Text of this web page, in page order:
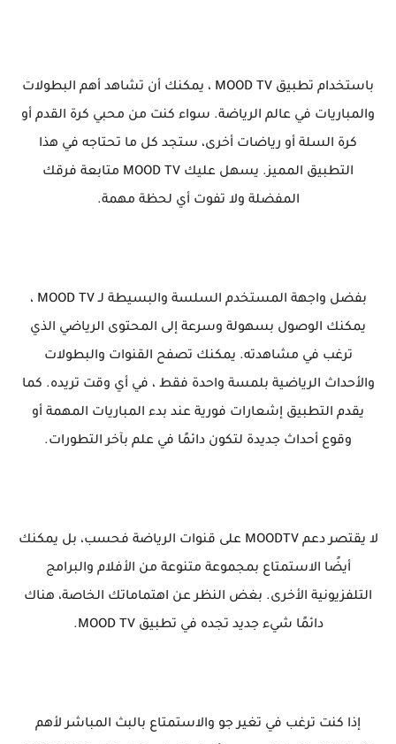
باستخدام تطبيق MOOD TV ، يمكنك أن تشاهد أهم البطولات
والمباريات في عالم الرياضة. سواء كنت من محبي كرة القدم أو
كرة السلة أو رياضات أخرى، ستجد كل ما تحتاجه في هذا
التطبيق المميز. يسهل عليك MOOD TV متابعة فرقك
المفضلة ولا تفوت أي لحظة مهمة.
بفضل واجهة المستخدم السلسة والبسيطة لـ MOOD TV ،
يمكنك الوصول بسهولة وسرعة إلى المحتوى الرياضي الذي
ترغب في مشاهدته. يمكنك تصفح القنوات والبطولات
والأحداث الرياضية بلمسة واحدة فقط ، في أي وقت تريده. كما
يقدم التطبيق إشعارات فورية عند بدء المباريات المهمة أو
وقوع أحداث جديدة لتكون دائمًا في علم بآخر التطورات.
لا يقتصر دعم MOODTV على قنوات الرياضة فحسب، بل يمكنك
أيضًا الاستمتاع بمجموعة متنوعة من الأفلام والبرامج
التلفزيونية الأخرى. بغض النظر عن اهتماماتك الخاصة، هناك
دائمًا شيء جديد تجده في تطبيق MOOD TV.
إذا كنت ترغب في تغير جو والاستمتاع بالبث المباشر لأهم